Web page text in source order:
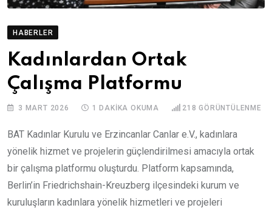
HABERLER
Kadınlardan Ortak
Çalışma Platformu
3 MART 2026 1 DAKIKA OKUMA 218 GÖRÜNTÜLENME
BAT Kadınlar Kurulu ve Erzincanlar Canlar e.V., kadınlara
yönelik hizmet ve projelerin güçlendirilmesi amacıyla ortak
bir çalışma platformu oluşturdu. Platform kapsamında,
Berlin’in Friedrichshain-Kreuzberg ilçesindeki kurum ve
kuruluşların kadınlara yönelik hizmetleri ve projeleri